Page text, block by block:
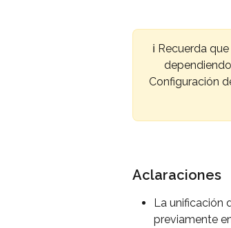
ℹ️ Recuerda
Configuración
Aclaraciones
La unificación
previamente